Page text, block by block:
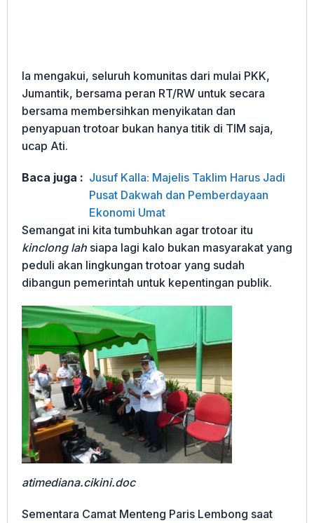
Ia mengakui, seluruh komunitas dari mulai PKK,
Jumantik, bersama peran RT/RW untuk secara
bersama membersihkan menyikatan dan
penyapuan trotoar bukan hanya titik di TIM saja,
ucap Ati.
Baca juga : Jusuf Kalla: Majelis Taklim Harus Jadi
Pusat Dakwah dan Pemberdayaan
Ekonomi Umat
Semangat ini kita tumbuhkan agar trotoar itu
kinclong lah siapa lagi kalo bukan masyarakat yang
peduli akan lingkungan trotoar yang sudah
dibangun pemerintah untuk kepentingan publik.
atimediana.cikini.doc
Sementara Camat Menteng Paris Lembong saat